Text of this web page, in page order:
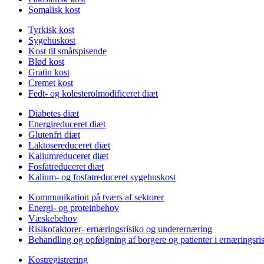
Somalisk kost
Tyrkisk kost
Sygehuskost
Kost til småtspisende
Blød kost
Gratin kost
Cremet kost
Fedt- og kolesterolmodificeret diæt
Diabetes diæt
Energireduceret diæt
Glutenfri diæt
Laktosereduceret diæt
Kaliumreduceret diæt
Fosfatreduceret diæt
Kalium- og fosfatreduceret sygehuskost
Kommunikation på tværs af sektorer
Energi- og proteinbehov
Væskebehov
Risikofaktorer- ernæringsrisiko og underernæring
Behandling og opfølgning af borgere og patienter i
Kostregistrering